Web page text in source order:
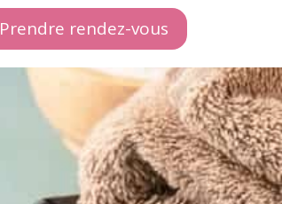
Prendre rendez-vous